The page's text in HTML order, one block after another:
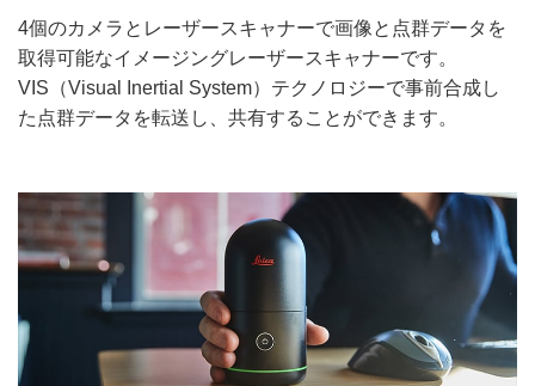
4個のカメラとレーザースキャナーで画像と点群データを
取得可能なイメージングレーザースキャナーです。
VIS（Visual Inertial System）テクノロジーで事前合成し
た点群データを転送し、共有することができます。